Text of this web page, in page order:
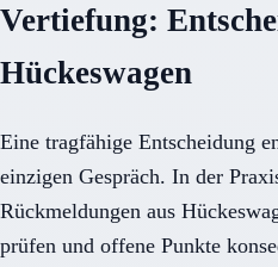
Vertiefung:
Hückeswagen
Eine tragfähige Entscheidung
einzigen Gespräch. In der
Rückmeldungen aus
prüfen und offene Punkte